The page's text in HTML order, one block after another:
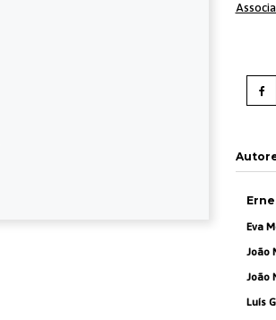
Eva
João
João
Luís